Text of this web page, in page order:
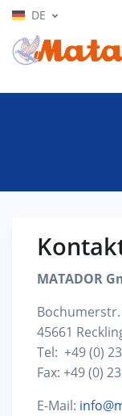
DE
MATADOR
Bochumerstr.
45661
Tel: +49 (0)
Fax: +49 (0)
E-Mail: